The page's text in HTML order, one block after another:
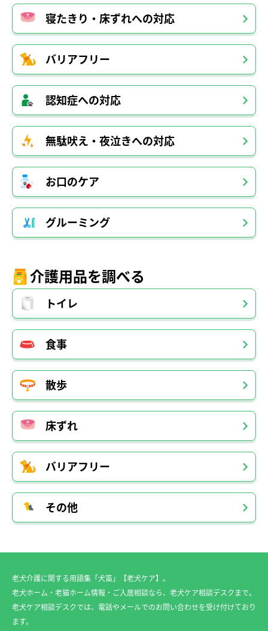
寝たきり・床ずれへの対応
バリアフリー
認知症への対応
無駄吠え・夜泣きへの対応
お口のケア
グルーミング
介護用品を調べる
トイレ
食事
散歩
床ずれ
バリアフリー
その他
老犬介護に関する用語集「犬笛」【老犬ケア】。
老犬ホーム・老猫ホーム情報・ご入居相談なら、老犬ケア相談デスクまで。
老犬ケア相談デスクでは、電話やメールでのお問い合わせを受け付けており
ます。